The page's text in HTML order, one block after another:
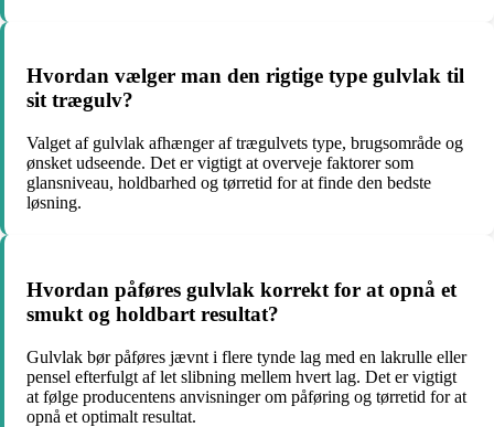
Hvordan vælger man den rigtige type gulvlak til
sit trægulv?
Valget af gulvlak afhænger af trægulvets type, brugsområde og
ønsket udseende. Det er vigtigt at overveje faktorer som
glansniveau, holdbarhed og tørretid for at finde den bedste
løsning.
Hvordan påføres gulvlak korrekt for at opnå et
smukt og holdbart resultat?
Gulvlak bør påføres jævnt i flere tynde lag med en lakrulle eller
pensel efterfulgt af let slibning mellem hvert lag. Det er vigtigt
at følge producentens anvisninger om påføring og tørretid for at
opnå et optimalt resultat.